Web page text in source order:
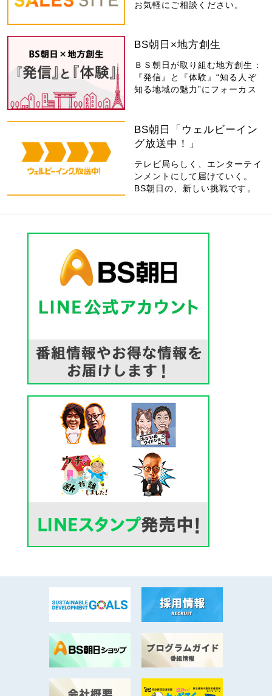
お気軽にご相談ください。
BS朝日×地方創生
ＢＳ朝日が取り組む地方創生：
『発信』と『体験』“知る人ぞ
知る地域の魅力”にフォーカス
BS朝日「ウェルビーイン
グ放送中！」
テレビ局らしく、エンターテイ
ンメントにして届けていく。
BS朝日の、新しい挑戦です。